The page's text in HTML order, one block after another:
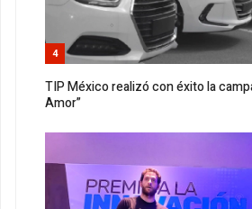
4
TIP México realizó con éxito la
Amor”